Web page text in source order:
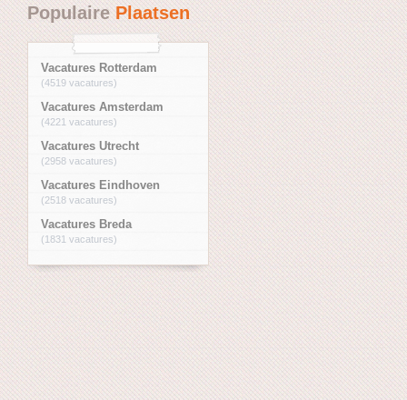
PopulairePlaatsen
Vacatures Rotterdam
(4519 vacatures)
Vacatures Amsterdam
(4221 vacatures)
Vacatures Utrecht
(2958 vacatures)
Vacatures Eindhoven
(2518 vacatures)
Vacatures Breda
(1831 vacatures)